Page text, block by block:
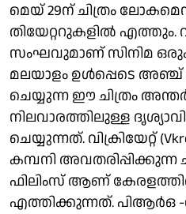
മെയ് 29ന് ചിത്രം
തിയേറ്ററുകളിൽ
സംഘവുമാണ് സിനിമ
മലയാളം ഉൾപ്പെടെ അഞ്ച്
ചെയ്യുന്ന ഈ ചിത്രം
നിലവാരത്തിലുള്ള
ചെയ്യുന്നത്. വിക്രിയേറ്റ്
കമ്പനി
ഫിലിംസ് ആണ്
എത്തിക്കുന്നത്. പിആർഒ